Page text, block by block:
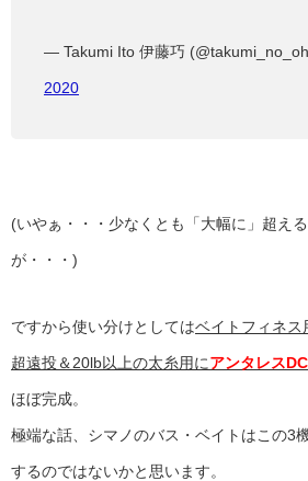
— Takumi Ito 伊藤巧
2020
(いやぁ・・・少なくとも「大幅に」超え
が・・・)
ですから使い分けとしてはベイトフィネス
超遠投＆20lb以上の太糸用にアンタレスDC
ほぼ完成。
極端な話、シマノのバス・ベイトはこの3
するのではないかと思います。